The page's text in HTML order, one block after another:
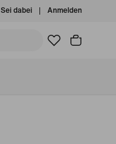
Sei dabei Anmelden